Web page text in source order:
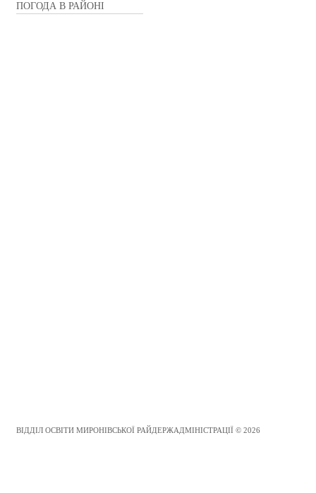
ПОГОДА В РАЙОНІ
ВІДДІЛ ОСВІТИ МИРОНІВСЬКОЇ РАЙДЕРЖАДМІНІСТРАЦІЇ © 2026